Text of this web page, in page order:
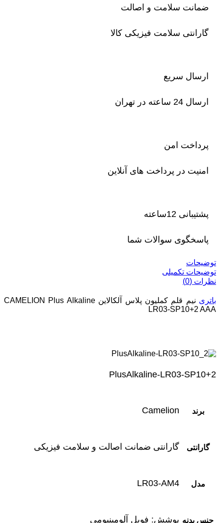
ضمانت سلامت و اصالت
گارانتی سلامت فیزیکی کالا
ارسال سریع
ارسال 24 ساعته در تهران
پرداخت امن
امنیت در پرداخت های آنلاین
پشتیبانی 12ساعته
پاسخگوی سوالات شما
توضیحات
توضیحات تکمیلی
نظرات (0)
باتری
نیم قلم کملیون پلاس آلکالاین CAMELION Plus Alkaline
LR03-SP10+2 AAA
PlusAlkaline-LR03-SP10+2
برند Camelion
گارانتی گارانتی ضمانت اصالت و سلامت فیزیکی
مدل LR03-AM4
جنس بدنه پوشش: فویل آلومینیومی